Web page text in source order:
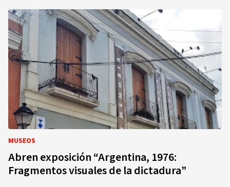
MUSEOS
Abren exposición “Argentina, 1976:
Fragmentos visuales de la dictadura”